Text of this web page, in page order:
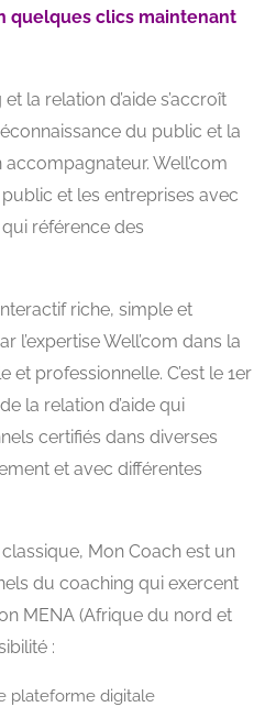
quelques clics maintenant
la relation d’aide s’accroît
du public et la
Well’com
et les entreprises avec
référence des
riche, simple et
l’expertise Well’com dans la
et professionnelle. C’est le 1er
la relation d’aide qui
certifiés dans diverses
et avec différentes
Mon Coach est un
du coaching qui exercent
MENA (Afrique du nord et
:
plateforme digitale